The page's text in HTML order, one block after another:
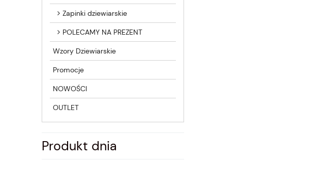
Zapinki dziewiarskie
POLECAMY NA PREZENT
Wzory Dziewiarskie
Promocje
NOWOŚCI
OUTLET
Produkt dnia